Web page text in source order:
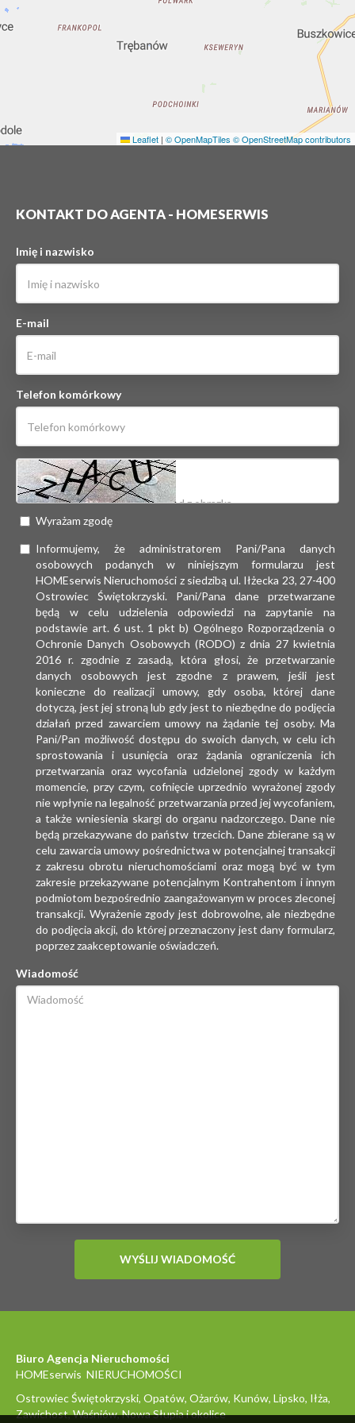
Leaflet | © OpenMapTiles © OpenStreetMap contributors
KONTAKT DO AGENTA - HOMESERWIS
Imię i nazwisko
E-mail
Telefon komórkowy
Wyrażam zgodę
Informujemy, że administratorem Pani/Pana danych
osobowych podanych w niniejszym formularzu jest
HOMEserwis Nieruchomości z siedzibą ul. Iłżecka 23, 27-400
Ostrowiec Świętokrzyski. Pani/Pana dane przetwarzane
będą w celu udzielenia odpowiedzi na zapytanie na
podstawie art. 6 ust. 1 pkt b) Ogólnego Rozporządzenia o
Ochronie Danych Osobowych (RODO) z dnia 27 kwietnia
2016 r. zgodnie z zasadą, która głosi, że przetwarzanie
danych osobowych jest zgodne z prawem, jeśli jest
konieczne do realizacji umowy, gdy osoba, której dane
dotyczą, jest jej stroną lub gdy jest to niezbędne do podjęcia
działań przed zawarciem umowy na żądanie tej osoby. Ma
Pani/Pan możliwość dostępu do swoich danych, w celu ich
sprostowania i usunięcia oraz żądania ograniczenia ich
przetwarzania oraz wycofania udzielonej zgody w każdym
momencie, przy czym, cofnięcie uprzednio wyrażonej zgody
nie wpłynie na legalność przetwarzania przed jej wycofaniem,
a także wniesienia skargi do organu nadzorczego. Dane nie
będą przekazywane do państw trzecich. Dane zbierane są w
celu zawarcia umowy pośrednictwa w potencjalnej transakcji
z zakresu obrotu nieruchomościami oraz mogą być w tym
zakresie przekazywane potencjalnym Kontrahentom i innym
podmiotom bezpośrednio zaangażowanym w proces zleconej
transakcji. Wyrażenie zgody jest dobrowolne, ale niezbędne
do podjęcia akcji, do której przeznaczony jest dany formularz,
poprzez zaakceptowanie oświadczeń.
Wiadomość
Biuro Agencja Nieruchomości
HOMEserwis NIERUCHOMOŚCI
Ostrowiec Świętokrzyski, Opatów, Ożarów, Kunów, Lipsko, Iłża,
Zawichost, Waśniów, Nowa Słupia i okolice